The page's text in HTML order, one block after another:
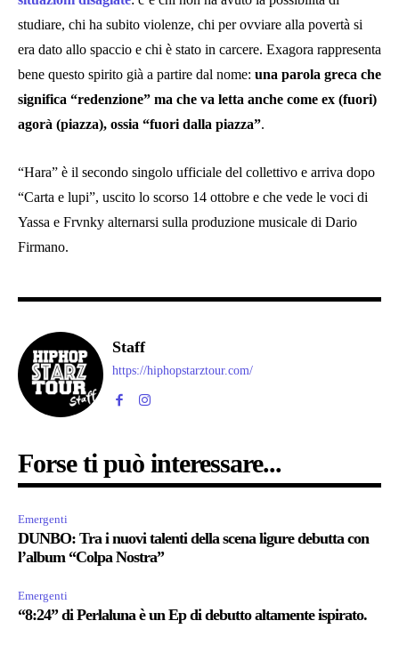
studiare, chi ha subito violenze, chi per ovviare alla povertà si
era dato allo spaccio e chi è stato in carcere. Exagora rappresenta
bene questo spirito già a partire dal nome: una parola greca che
significa “redenzione” ma che va letta anche come ex (fuori)
agorà (piazza), ossia “fuori dalla piazza”.
“Hara” è il secondo singolo ufficiale del collettivo e arriva dopo
“Carta e lupi”, uscito lo scorso 14 ottobre e che vede le voci di
Yassa e Frvnky alternarsi sulla produzione musicale di Dario
Firmano.
Staff
https://hiphopstarztour.com/
Forse ti può interessare...
Emergenti
DUNBO: Tra i nuovi talenti della scena ligure debutta con
l’album “Colpa Nostra”
Emergenti
“8:24” di Perlaluna è un Ep di debutto altamente ispirato.